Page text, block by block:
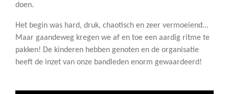
doen.
Het begin was hard, druk, chaotisch en zeer vermoeiend...
Maar gaandeweg kregen we af en toe een aardig ritme te
pakken! De kinderen hebben genoten en de organisatie
heeft de inzet van onze bandleden enorm gewaardeerd!